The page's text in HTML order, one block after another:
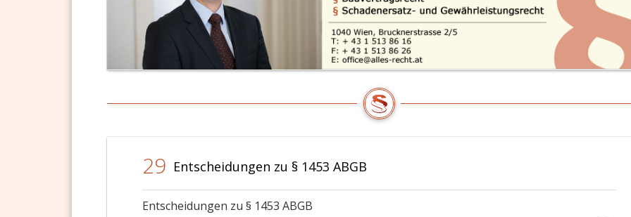
29 Entscheidungen zu § 1453 ABGB
Entscheidungen zu § 1453 ABGB